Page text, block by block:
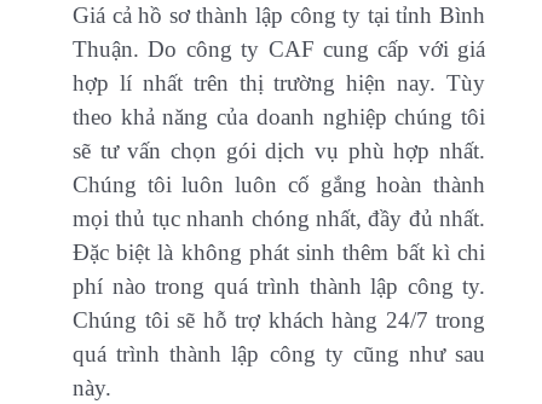
Giá cả hồ sơ thành lập công ty tại tỉnh Bình
Thuận. Do công ty CAF cung cấp với giá
hợp lí nhất trên thị trường hiện nay. Tùy
theo khả năng của doanh nghiệp chúng tôi
sẽ tư vấn chọn gói dịch vụ phù hợp nhất.
Chúng tôi luôn luôn cố gắng hoàn thành
mọi thủ tục nhanh chóng nhất, đầy đủ nhất.
Đặc biệt là không phát sinh thêm bất kì chi
phí nào trong quá trình thành lập công ty.
Chúng tôi sẽ hỗ trợ khách hàng 24/7 trong
quá trình thành lập công ty cũng như sau
này.